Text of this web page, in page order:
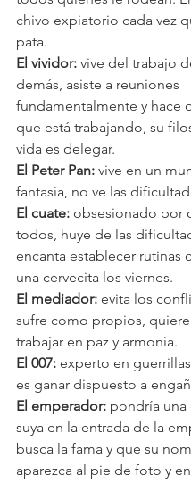
chivo expiatorio cada vez
pata.
El vividor: vive del trabajo
demás, asiste a reuniones
fundamentalmente y hace
que está trabajando, su
vida es delegar.
El Peter Pan: vive en un
fantasía, no ve las
El cuate: obsesionado por
todos, huye de las
encanta establecer rutinas
una cervecita los viernes.
El mediador: evita los
sufre como propios, quiere
trabajar en paz y armonía.
El 007: experto en
es ganar dispuesto a
El emperador: pondría una
suya en la entrada de la
busca la fama y que su
aparezca al pie de foto y